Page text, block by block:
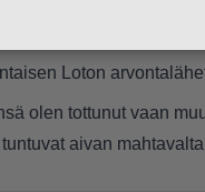
Veikkauksen
Loton
olen tottunut vaan
aivan